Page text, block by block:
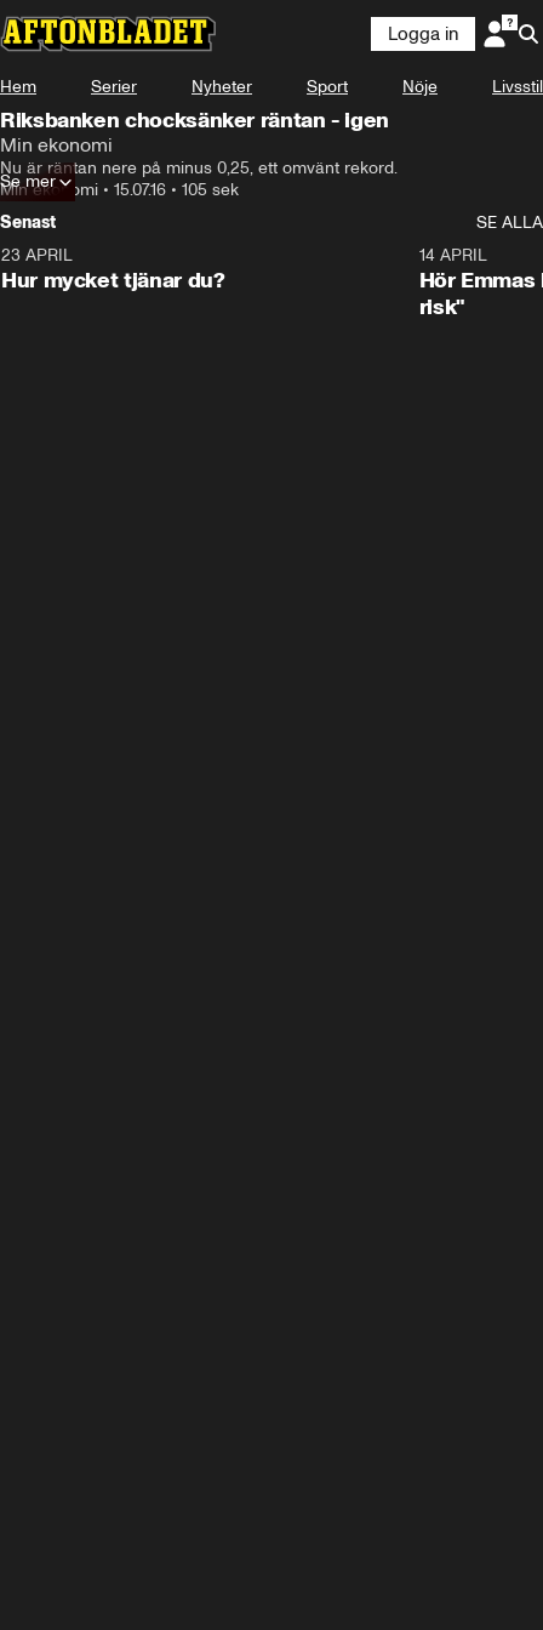
Logga in
Hem Serier Nyheter Sport Nöje Livsstil
Riksbanken chocksänker räntan - igen
Min ekonomi
Nu är räntan nere på minus 0,25, ett omvänt rekord.
Min ekonomi • 15.07.16 • 105 sek
Se mer
Senast
SE ALLA
23 APRIL
Hur mycket tjänar du?
14 APRIL
Hör
risk"